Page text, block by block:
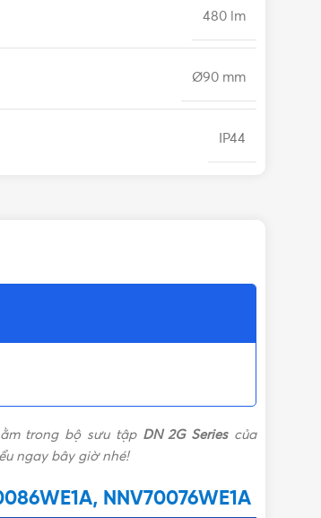
480 lm
Ø90 mm
IP44
trong bộ sưu tập DN 2G Seriescủa
ngay bây giờ nhé!
NNV70076WE1A